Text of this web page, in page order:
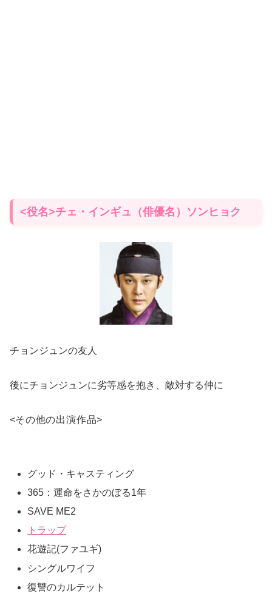
<役名>チェ・インギュ（俳優名）ソンヒョク
チョンジュンの友人
後にチョンジュンに劣等感を抱き、敵対する仲に
<その他の出演作品>
グッド・キャスティング
365：運命をさかのぼる1年
SAVE ME2
トラップ
花遊記(ファユギ)
シングルワイフ
復讐のカルテット